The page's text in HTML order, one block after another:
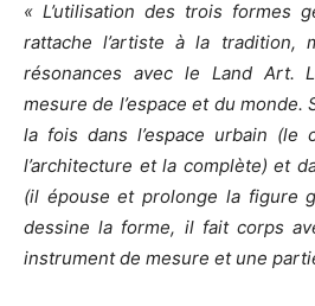
« L’utilisation des trois formes
rattache l’artiste à la tradition,
résonances avec le Land Art.
mesure de l’espace et du
la fois dans l’espace urbain (le
l’architecture et la complète) et
(il épouse et prolonge la figure
dessine la forme, il fait corps
instrument de mesure et une